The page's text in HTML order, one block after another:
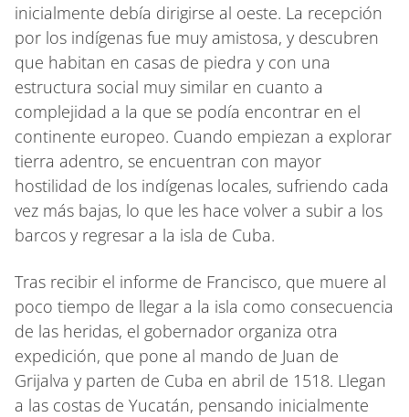
inicialmente debía dirigirse al oeste. La recepción
por los indígenas fue muy amistosa, y descubren
que habitan en casas de piedra y con una
estructura social muy similar en cuanto a
complejidad a la que se podía encontrar en el
continente europeo. Cuando empiezan a explorar
tierra adentro, se encuentran con mayor
hostilidad de los indígenas locales, sufriendo cada
vez más bajas, lo que les hace volver a subir a los
barcos y regresar a la isla de Cuba.
Tras recibir el informe de Francisco, que muere al
poco tiempo de llegar a la isla como consecuencia
de las heridas, el gobernador organiza otra
expedición, que pone al mando de Juan de
Grijalva y parten de Cuba en abril de 1518. Llegan
a las costas de Yucatán, pensando inicialmente